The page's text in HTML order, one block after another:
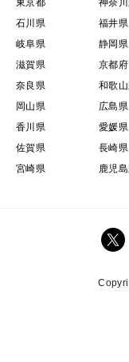
石川県
福井県
岐阜県
静岡県
滋賀県
京都府
奈良県
和歌
岡山県
広島県
香川県
愛媛県
佐賀県
長崎県
宮崎県
鹿児